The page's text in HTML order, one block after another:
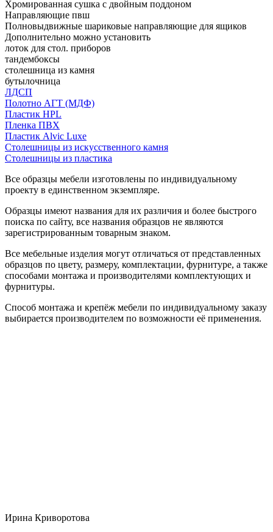
Хромированная сушка с двойным поддоном
Направляющие пвш
Полновыдвижные шариковые направляющие для ящиков
Дополнительно можно установить
лоток для стол. приборов
тандембоксы
столешница из камня
бутылочница
ЛДСП
Полотно АГТ (МДФ)
Пластик HPL
Пленка ПВХ
Пластик Alvic Luxe
Столешницы из искусственного камня
Столешницы из пластика
Все образцы мебели изготовлены по индивидуальному
проекту в единственном экземпляре.
Образцы имеют названия для их различия и более быстрого
поиска по сайту, все названия образцов не являются
зарегистрированным товарным знаком.
Все мебельные изделия могут отличаться от представленных
образцов по цвету, размеру, комплектации, фурнитуре, а также
способами монтажа и производителями комплектующих и
фурнитуры.
Способ монтажа и крепёж мебели по индивидуальному заказу
выбирается производителем по возможности её применения.
Ирина Криворотова